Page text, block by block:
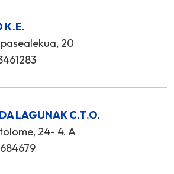
K.E.
20
LAGUNAK C.T.O.
24- 4. A